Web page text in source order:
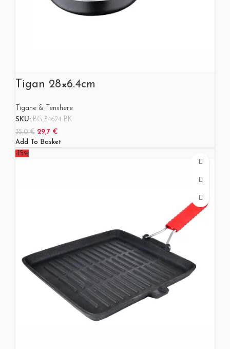
Tigan 28×6.4cm
Tigane & Tenxhere
SKU: BG-34624-BK
35,0€ 29,7 €
Add To Basket
-15%